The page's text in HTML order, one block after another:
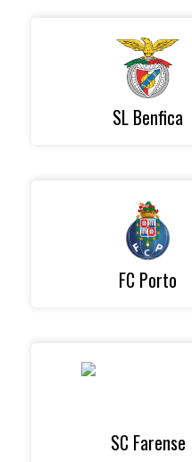
SL Benfica
FC Porto
SC Farense